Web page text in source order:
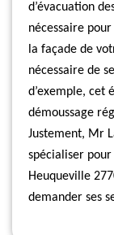
d’évacuation
nécessaire
la façade de
nécessaire de
d’exemple, cet
démoussage
Justement, Mr
spécialiser
Heuqueville
demander ses